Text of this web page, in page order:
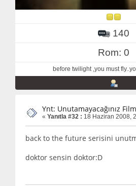
140
Rom: 0
before twilight ,you must
Ynt: Unutamayacağınız Film
« Yanıtla #32 : 18 Haziran 2008,
back to the future serisini
doktor sensin doktor:D